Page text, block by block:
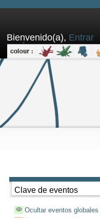
Bienvenido(a), Entrar
aquí
Clave de eventos
Ocultar eventos globales